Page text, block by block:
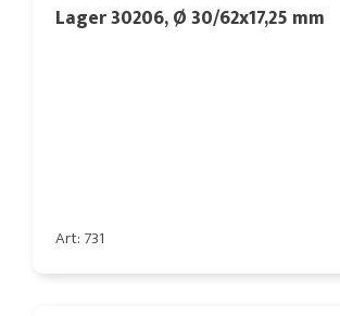
Lager 30206, Ø 30/62x17,25 mm
Art: 731